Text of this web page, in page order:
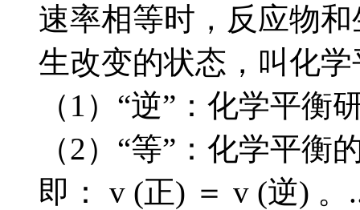
速率相等时，反应物
生改变的状态，叫化
（1）“逆”：化学平衡
（2）“等”：化学平
即： v (正) ＝ v (逆) 。